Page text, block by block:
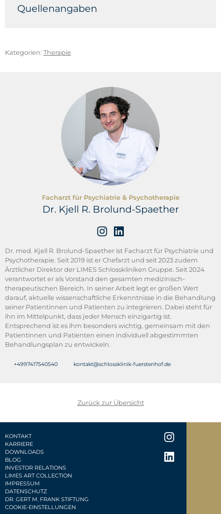
Quellenangaben
oder-stationaer-Indikationskriterien, Abruf am
Kategorien: Therapie
Facharzt für Psychiatrie & Psychotherapie
Dr. Kjell R. Brolund-Spaether
Dr. med. Kjell R. Brolund-Spaether ist Facharzt für Psychiatrie und
Psychotherapie. Seit 2019 ist er Chefarzt und seit 2023 zudem
Ärztlicher Direktor der LIMES Schlosskliniken Gruppe. Seit 2024
verantwortet er als Vorstand den gesamten medizinisch-
therapeutischen Bereich. In seiner Arbeit legt er großen Wert
darauf, aktuelle wissenschaftliche Erkenntnisse in die Behandlung
seiner Patientinnen und Patienten zu integrieren. Dabei steht für
ihn im Mittelpunkt, dass jeder Mensch einzigartig ist.
Entsprechend ist es ihm besonders wichtig, gemeinsam mit den
Patientinnen und Patienten einen individuell abgestimmten
Behandlungsplan zu entwickeln.
+4997417540540 kontakt@schlossklinik-fuerstenhof.de
Zurück zur Übersicht
KONTAKT
KARRIERE
DOWNLOADS
BLOG
INVESTOR RELATIONS
LIMES ART COLLECTION
IMPRESSUM
DATENSCHUTZ
DR. GERT M. FRANK STIFTUNG
COOKIE-EINSTELLUNGEN